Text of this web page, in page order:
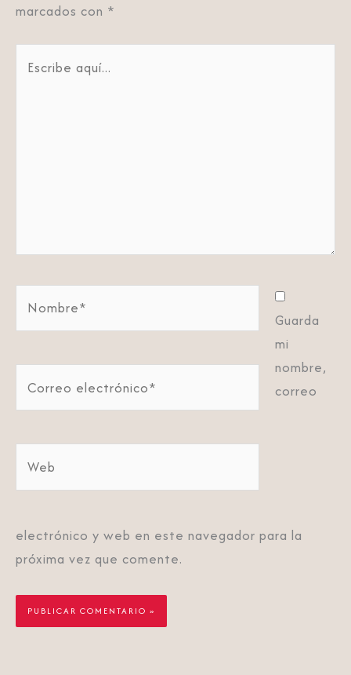
marcados con *
aquí...
electrónico*
Guarda
mi
nombre,
correo
electrónico y web en este navegador para la
próxima vez que comente.